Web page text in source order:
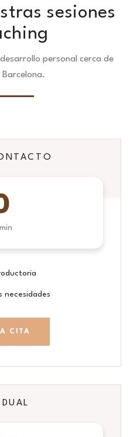
sesiones
personal cerca de
necesidades
CITA